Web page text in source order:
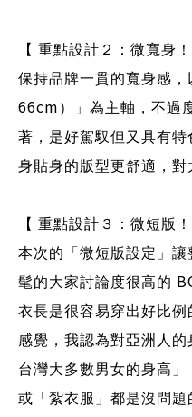
【 重點設計２：微寬身
保持品牌一貫的寬身感
66cm ）」為主軸，不過
著，是好駕馭但又具有
身貼身的版型更舒適，對
【 重點設計３：微短版！
本次的「微短版設定」
髦的大家討論度很高的
衣長是很容易穿出好比
感覺，我認為對亞洲人
台灣大多數男女的身高」
或「紮衣服」都是沒問題